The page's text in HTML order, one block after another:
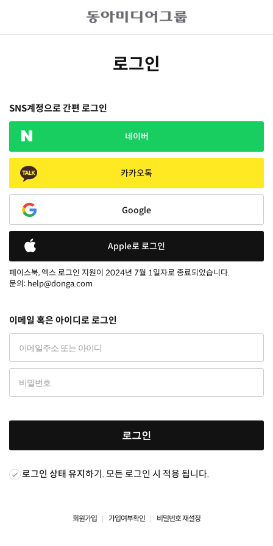
로그인
SNS계정으로 간편 로그인
네이버
카카오톡
Google
Apple로 로그인
페이스북, 엑스 로그인 지원이 2024년 7월 1일자로 종료되었습니다.
문의: help@donga.com
이메일 혹은 아이디로 로그인
로그인
로그인 상태 유지하기. 모든 로그인 시 적용 됩니다.
회원가입 가입여부확인 비밀번호 재설정